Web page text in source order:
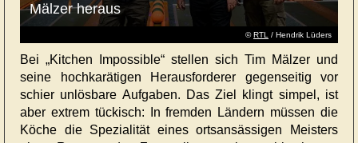
©RTL / Hendrik Lüders
Mälzer heraus
Bei „Kitchen Impossible“ stellen sich Tim Mälzer und
seine hochkarätigen Herausforderer gegenseitig vor
schier unlösbare Aufgaben. Das Ziel klingt simpel, ist
aber extrem tückisch: In fremden Ländern müssen die
Köche die Spezialität eines ortsansässigen Meisters